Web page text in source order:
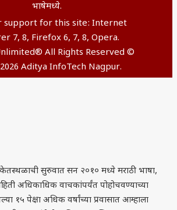
भाषेमध्ये.
support for this site: Internet
7, 8, Firefox 6, 7, 8, Opera.
All Rights Reserved ©
2026 Aditya InfoTech Nagpur.
सुरुवात सन २०१० मध्ये मराठी भाषा,
अधिकाधिक वाचकांपर्यंत पोहोचवण्याच्या
१५ पेक्षा अधिक वर्षांच्या प्रवासात आम्हाला